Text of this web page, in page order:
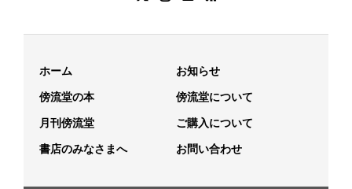
ホーム お知らせ
傍流堂の本 傍流堂について
月刊傍流堂 ご購入について
書店のみなさまへ お問い合わせ